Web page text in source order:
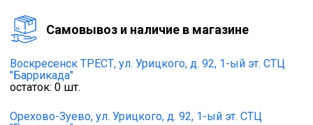
Cамовывоз и наличие в магазине
Воскресенск ТРЕСТ, ул. Урицкого, д. 92, 1-ый эт. СТЦ
"Баррикада"
остаток: 0 шт.
Орехово-Зуево, ул. Урицкого, д. 92, 1-ый эт. СТЦ